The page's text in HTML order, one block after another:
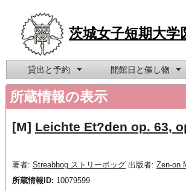
茨城女子短期大学
貸出と予約 開館日と催し物
所蔵情報の表示
[M] Leichte Et?den op. 63,
著者: Streabbog ストリーボッグ 出版者: Zen-on
所蔵情報ID: 10079599